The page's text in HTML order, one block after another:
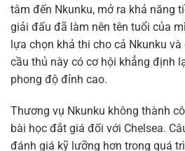
tâm đến Nkunku, mở ra khả năng
giải đấu đã làm nên tên tuổi của
lựa chọn khả thi cho cả Nkunku
cầu thủ này có cơ hội khẳng định
phong độ đỉnh cao.
Thương vụ Nkunku không thành
bài học đắt giá đối với Chelsea.
đánh giá kỹ lưỡng hơn trong quá